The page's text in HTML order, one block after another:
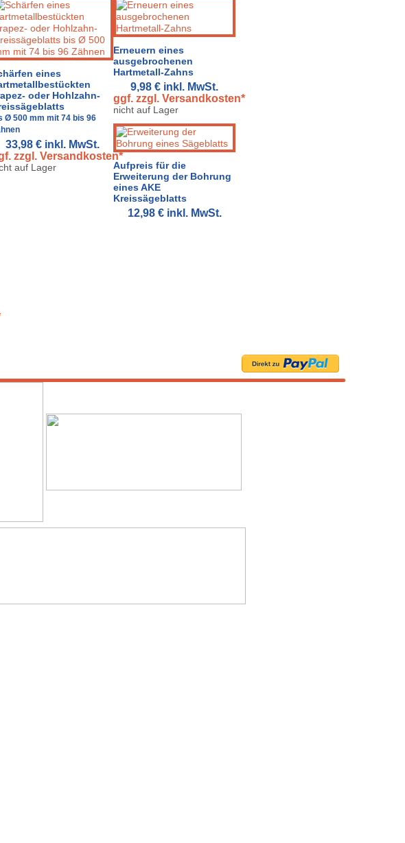
eines
oder Hohlzahn-
Ø 500 mm mit 74 bis 96
33,98 € inkl. MwSt.
zzgl. Versandkosten*
auf Lager
Erneuern eines
ausgebrochenen
Hartmetall-Zahns
9,98 € inkl. MwSt.
ggf. zzgl. Versandkosten*
nicht auf Lager
Aufpreis für die
Erweiterung der Bohrung
eines AKE
Kreissägeblatts
12,98 € inkl. MwSt.